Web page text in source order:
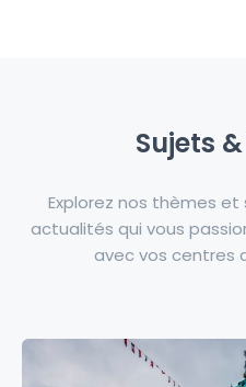
Sujets
Explorez nos thèmes
actualités qui vous
avec vos centres